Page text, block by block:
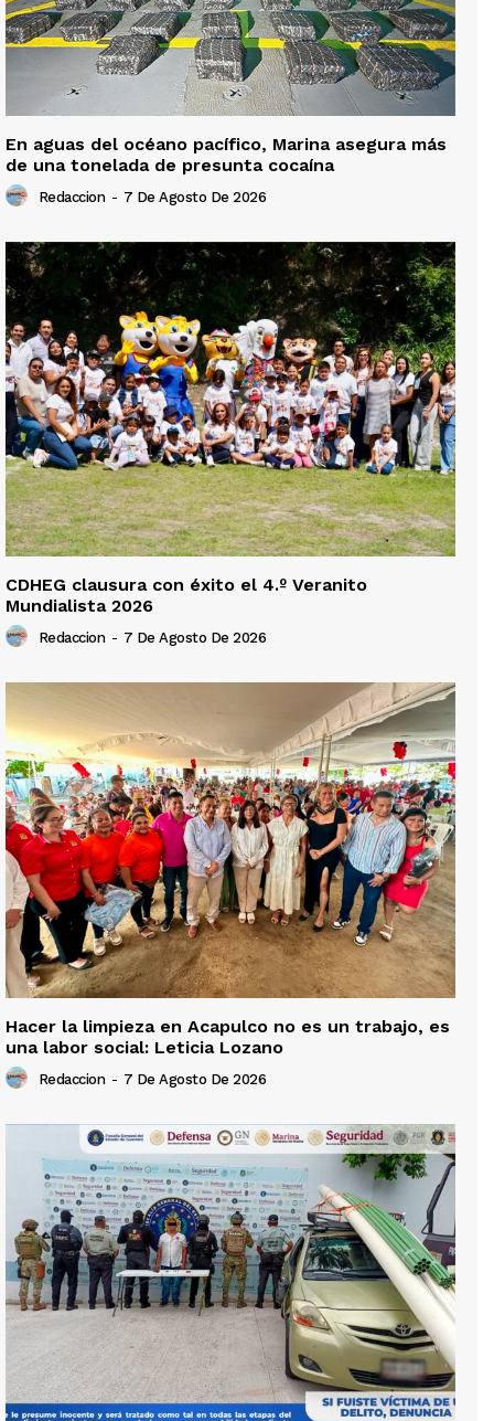
En aguas del océano pacífico, Marina asegura más
de una tonelada de presunta cocaína
Redaccion - 7 De Agosto De 2026
CDHEG clausura con éxito el 4.º Veranito
Mundialista 2026
Redaccion - 7 De Agosto De 2026
Hacer la limpieza en Acapulco no es un trabajo, es
una labor social: Leticia Lozano
Redaccion - 7 De Agosto De 2026